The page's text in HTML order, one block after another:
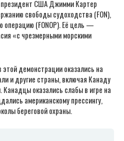
США Джимми Картер
свободы судоходства (FON),
(FONОР). Её цель —
«с чрезмерными морскими
демонстрации оказались на
и другие страны, включая Канаду
оказались слабы в игре на
американскому прессингу,
береговой охраны.